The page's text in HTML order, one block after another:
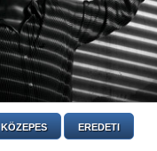
KÖZEPES EREDETI